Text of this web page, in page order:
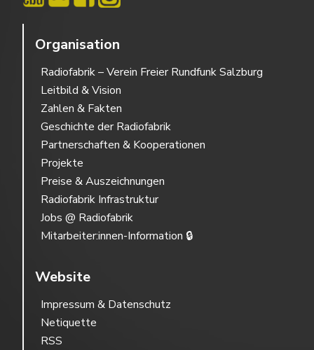
Organisation
Radiofabrik – Verein Freier Rundfunk Salzburg
Leitbild & Vision
Zahlen & Fakten
Geschichte der Radiofabrik
Partnerschaften & Kooperationen
Projekte
Preise & Auszeichnungen
Radiofabrik Infrastruktur
Jobs @ Radiofabrik
Mitarbeiter:innen-Information 🔒
Website
Impressum & Datenschutz
Netiquette
RSS